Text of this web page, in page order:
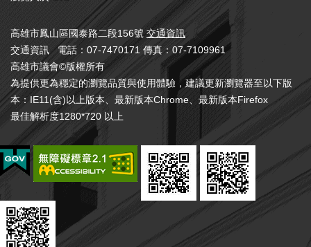
高雄市鳳山區國泰路二段156號 交通資訊
交通資訊 電話：07-7470171 傳真：07-7109961
高雄市議會©版權所有
為提供更為穩定的瀏覽品質與使用體驗，建議更新瀏覽器至以下版
本：IE11(含)以上版本、最新版本Chrome、最新版本Firefox
最佳解析度1280*720 以上